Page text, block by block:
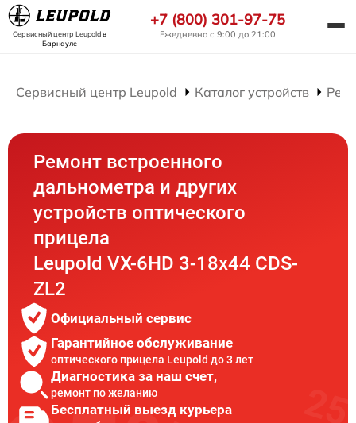
Сервисный центр Leupoldв
Барнауле
+7 (800) 301-97-75
Ежедневно с 9:00 до 21:00
Сервисный центр Leupold Каталог устройств
Ремонт встроенного
дальнометра и других
устройств оптического
прицела
Leupold VX-6HD 3-18x44 CDS-
ZL2
Официальный сервис
Гарантийное обслуживание
оптического прицела Leupold до 3 лет
Диагностика за наш счет,
ремонт по желанию
Бесплатный выезд курьера